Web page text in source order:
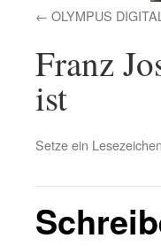
OLYMPUS
Franz
ist
Setze ein